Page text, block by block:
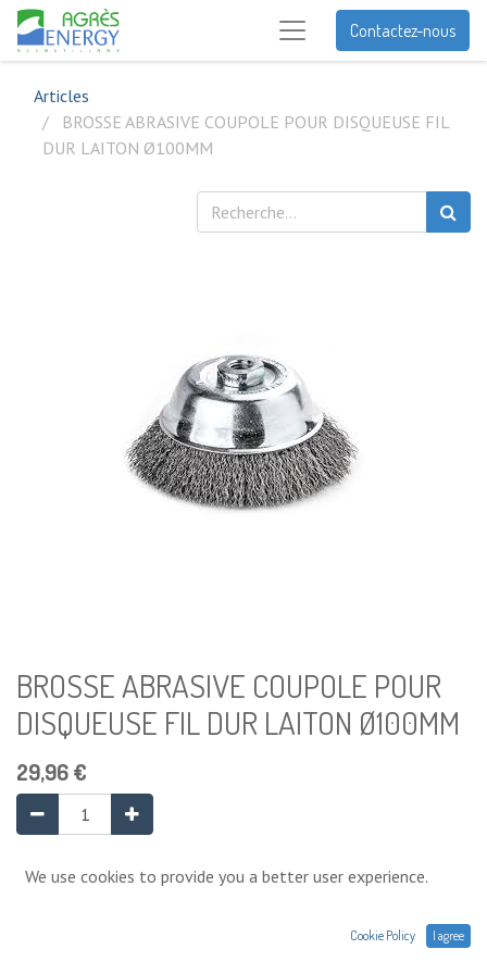
Contactez-nous
Articles
BROSSE ABRASIVE COUPOLE POUR DISQUEUSE FIL
DUR LAITON Ø100MM
BROSSE ABRASIVE COUPOLE POUR
DISQUEUSE FIL DUR LAITON Ø100MM
29,96€
Ajouter au panier
We use cookies to provide you a better user experience.
Cookie Policy I agree